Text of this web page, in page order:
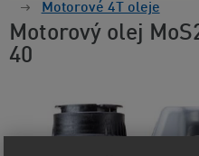
Motorové 4T oleje
Motorový olej
40